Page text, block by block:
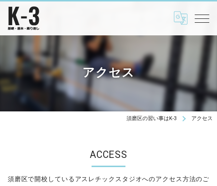
アクセス
須磨区の習い事はK-3 アクセス
須磨区で開校しているアスレチックスタジオへのアクセス方法のご
ACCESS